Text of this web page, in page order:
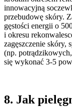
innowacyjną
przebudowę skóry.
gęstości energii o
i okresu
zagęszczenie skóry,
(np.
się wykonać 3-5
8. Jak